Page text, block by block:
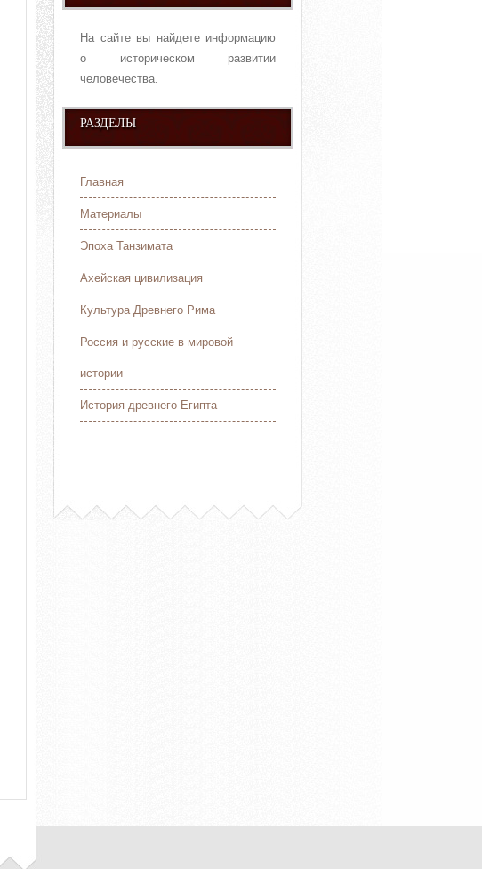
На сайте вы найдете информацию
о историческом развитии
человечества.
РАЗДЕЛЫ
Главная
Материалы
Эпоха Танзимата
Ахейская цивилизация
Культура Древнего Рима
Россия и русские в мировой
истории
История древнего Египта